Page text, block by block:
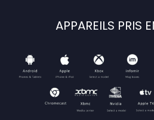
APPAREILS PRIS